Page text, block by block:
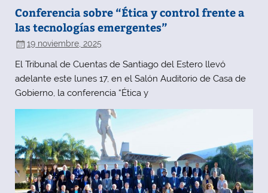
Conferencia sobre “Ética y control frente a
las tecnologías emergentes”
19 noviembre, 2025
El Tribunal de Cuentas de Santiago del Estero llevó
adelante este lunes 17, en el Salón Auditorio de Casa de
Gobierno, la conferencia “Ética y